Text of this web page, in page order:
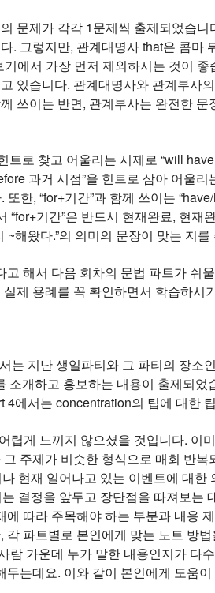
문제가 각각 1문제씩 출제되었습
. 그렇지만, 관계대명사 that은 콤
에서 가장 먼저 제외하시는 것이
있습니다. 관계대명사와 관계부사
쓰이는 반면, 관계부사는 완전한
트로 찾고 어울리는 시제로 “will
과거 시점”을 힌트로 삼아 어울
한, “for+기간”과 함께 쓰이는
기간”은 반드시 현재완료, 현
해왔다.”의 의미의 문장이 맞는 지
해서 다음 회차의 문법 파트가 쉬
제 용례를 꼭 확인하면서 학습하시
는 지난 생일파티와 그 파티의 장소
소개하고 홍보하는 내용이 출제되
에서는 concentration의 팁에 대한
렵게 느끼지 않으셨을 것입니다. 이
주제가 비슷한 형식으로 매회 반
현재 일어나고 있는 이벤트에 대
결정을 앞두고 장단점을 따져보는
따라 주목해야 하는 부분과 내용
파트별로 본인에게 맞는 노트 방
람 가운데 누가 말한 내용인지가 다
는데요. 이와 같이 본인에게 도움